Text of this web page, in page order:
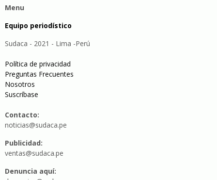
Menu
Equipo periodístico
Sudaca - 2021 - Lima -Perú
Política de privacidad
Preguntas Frecuentes
Nosotros
Suscríbase
Contacto:
noticias@sudaca.pe
Publicidad:
ventas@sudaca.pe
Denuncia aquí: